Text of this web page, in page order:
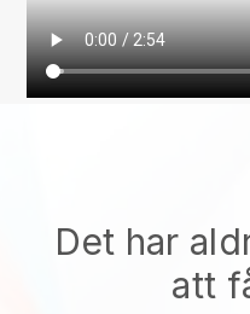
Det har
att